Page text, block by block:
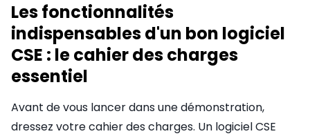
Les fonctionnalités
indispensables d'un bon logiciel
CSE : le cahier des charges
essentiel
Avant de vous lancer dans une démonstration,
dressez votre cahier des charges. Un logiciel CSE